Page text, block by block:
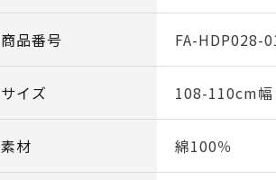
商品番号 FA-HDP028-
サイズ 108-110cm幅
素材 綿100％